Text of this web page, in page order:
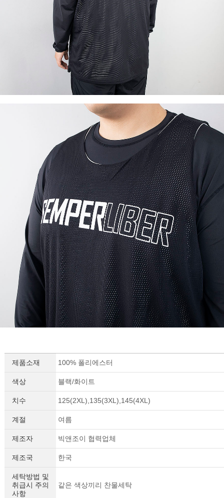
제품소재 100% 폴리에스터
색상 블랙/화이트
치수 125(2XL),135(3XL),145(4XL)
계절 여름
제조자 빅앤조이 협력업체
제조국 한국
세탁방법 및
취급시 주의
사항
같은 색상끼리 찬물세탁